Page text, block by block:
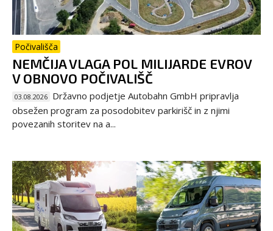
Počivališča
NEMČIJA VLAGA POL MILIJARDE EVROV
V OBNOVO POČIVALIŠČ
03.08.2026 Državno podjetje Autobahn GmbH pripravlja
obsežen program za posodobitev parkirišč in z njimi
povezanih storitev na a...